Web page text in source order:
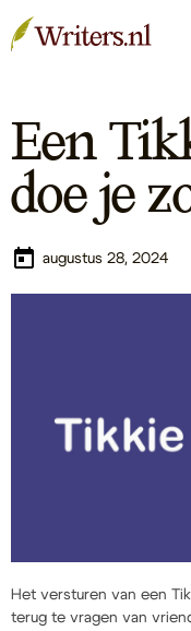
Een
doe je
augustus 28, 2024
Het versturen van een
terug te vragen van